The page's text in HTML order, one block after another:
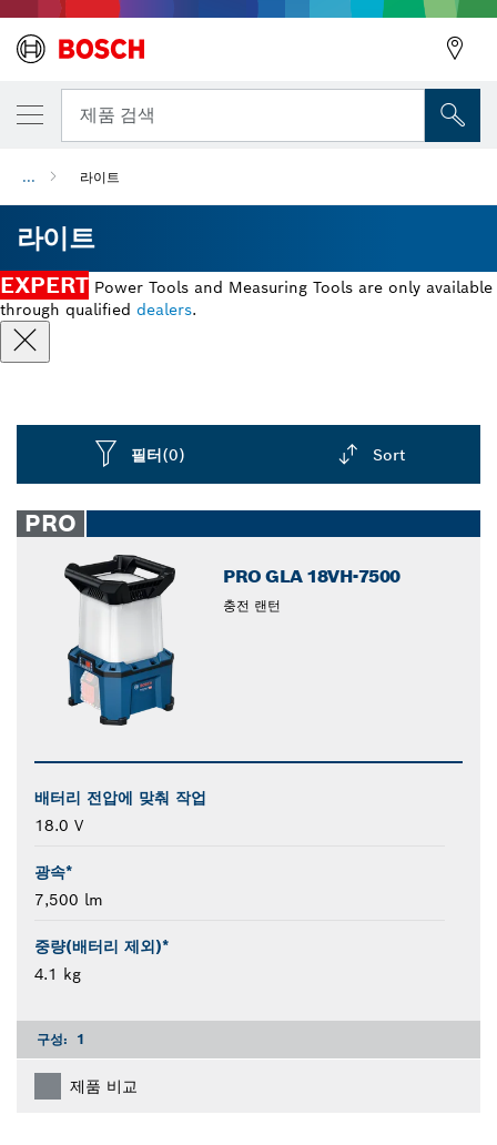
제품 검색
... 라이트
라이트
EXPERT Power Tools and Measuring Tools are only available
through qualified dealers.
필터(0) Sort
closed
PRO
PRO GLA 18VH-7500
충전 랜턴
배터리 전압에 맞춰 작업
18.0 V
광속*
7,500 lm
중량(배터리 제외)*
4.1 kg
구성: 1
제품 비교